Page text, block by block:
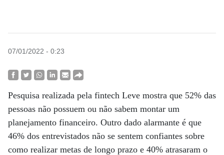
07/01/2022 - 0:23
Pesquisa realizada pela fintech Leve mostra que 52% das
pessoas não possuem ou não sabem montar um
planejamento financeiro. Outro dado alarmante é que
46% dos entrevistados não se sentem confiantes sobre
como realizar metas de longo prazo e 40% atrasaram o